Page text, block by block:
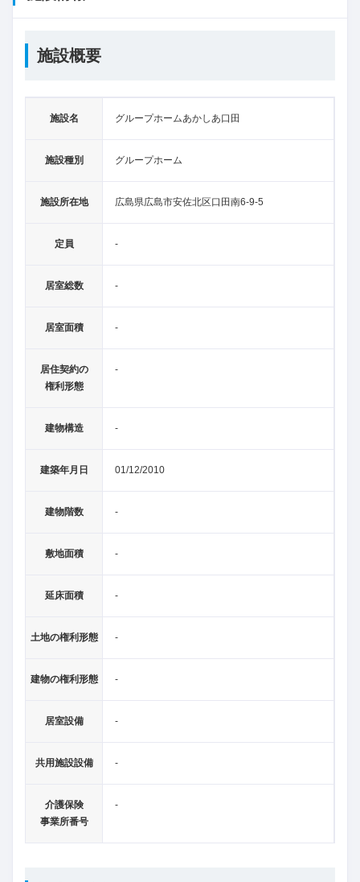
施設概要
施設名 グループホームあかしあ口田
施設種別 グループホーム
施設所在地 広島県広島市安佐北区口田南6-9-5
定員 -
居室総数 -
居室面積 -
居住契約の
権利形態
-
建物構造 -
建築年月日 01/12/2010
建物階数 -
敷地面積 -
延床面積 -
土地の権利形態 -
建物の権利形態 -
居室設備 -
共用施設設備 -
介護保険
事業所番号
-